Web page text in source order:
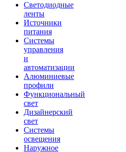
Светодиодные
ленты
Источники
питания
Системы
управления
и
автоматизации
Алюминиевые
профили
Функциональный
свет
Дизайнерский
свет
Системы
освещения
Наружное